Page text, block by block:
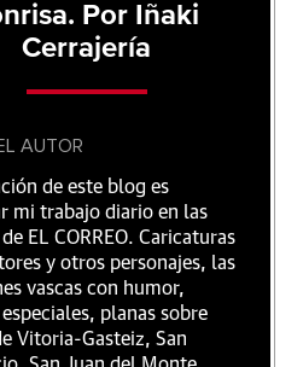
Por Iñaki
Cerrajería
AUTOR
de este blog es
mi trabajo diario en las
EL CORREO. Caricaturas
y otros personajes, las
vascas con humor,
planas sobre
Vitoria-Gasteiz, San